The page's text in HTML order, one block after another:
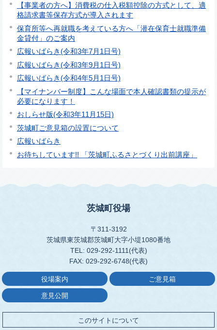
【事業者の方へ】消費税の仕入税額控除の方式として、適
格請求書等保存方式が導入されます
保育所等へ再就職を考えている方へ「潜在保育士就職準備
金貸付」のご案内
広報いばらき(令和3年7月1日号)
広報いばらき(令和3年9月1日号)
広報いばらき(令和4年5月1日号)
【マイナンバー制度】こんな場面で本人確認書類の提示が
必要になります！
おしらせ版(令和3年11月15日)
茨城町ご意見箱の設置について
広報いばらき
お待ちしています!! 「茨城町ふるさとづくり出前講座」
茨城町役場
〒311-3192
茨城県東茨城郡茨城町大字小堤1080番地
TEL: 029-292-1111(代表)
FAX: 029-292-6748(代表)
役場案内 ご意見箱
意見公開
このサイトについて